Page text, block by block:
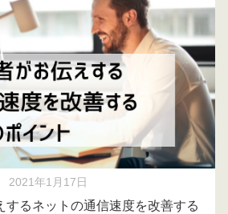
2021年1月17日
するネットの通信速度を改善する